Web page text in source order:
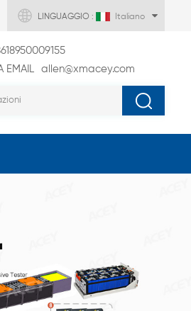
LINGUAGGIO : Italiano
EMAIL
allen@xmacey.com